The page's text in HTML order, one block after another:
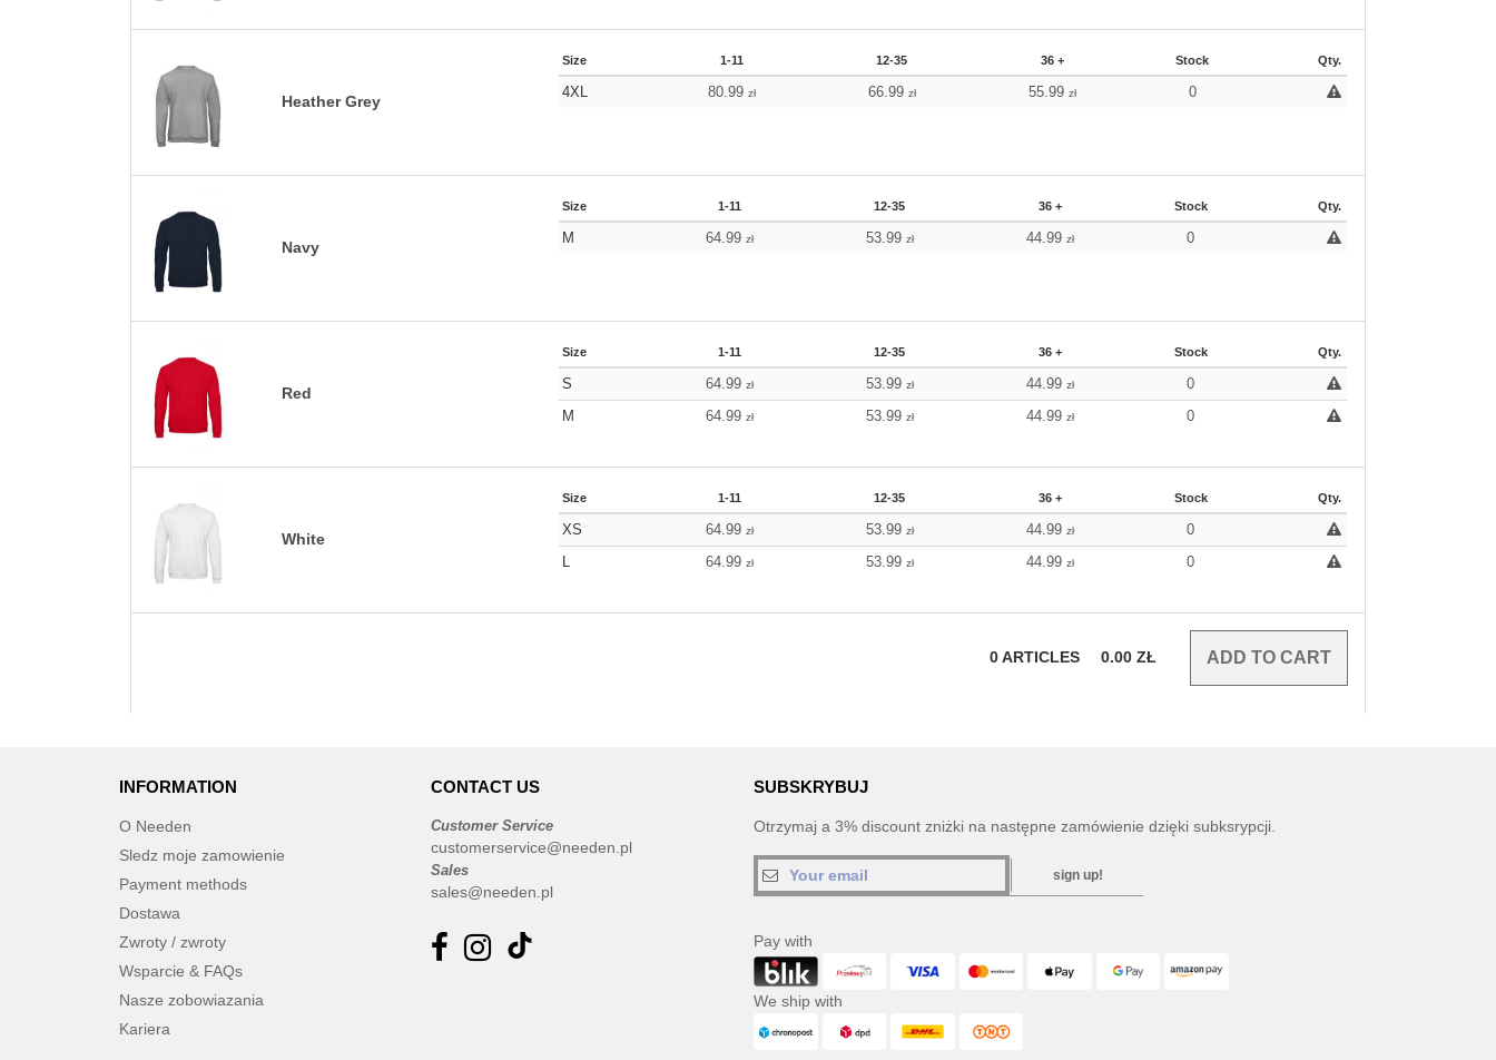
Heather Grey
Size 1-11 12-35 36 + Stock Qty.
4XL 80.99zł 66.99 zł 55.99 zł 0
Navy
Size 1-11 12-35 36 + Stock Qty.
M 64.99 zł 53.99 zł 44.99 zł 0
Red
Size 1-11 12-35 36 + Stock Qty.
S 64.99 zł 53.99 zł 44.99 zł
0
M
64.99 zł 53.99 zł 44.99 zł 0
White
Size 1-11 12-35 36 + Stock Qty.
XS 64.99 zł 53.99 zł 44.99 zł
0
64.99 zł 53.99 zł 44.99 zł 0
0ARTICLES 0.00 ZŁ
INFORMATION
O Needen
Sledz moje zamowienie
Payment methods
Dostawa
Zwroty / zwroty
Wsparcie & FAQs
Nasze zobowiazania
Kariera
CONTACT US
Customer Service
customerservice@needen.pl
Sales
sales@needen.pl
SUBSKRYBUJ
Otrzymaj a 3% discount zniżki na następne zamówienie dzięki subksrypcji.
sign up!
Pay with
We ship with